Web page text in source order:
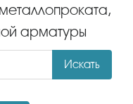
арматуры
Искать